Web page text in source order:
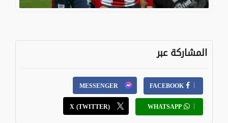
المشاركة عبر
FACEBOOK
MESSENGER
WHATSAPP
X (TWITTER)